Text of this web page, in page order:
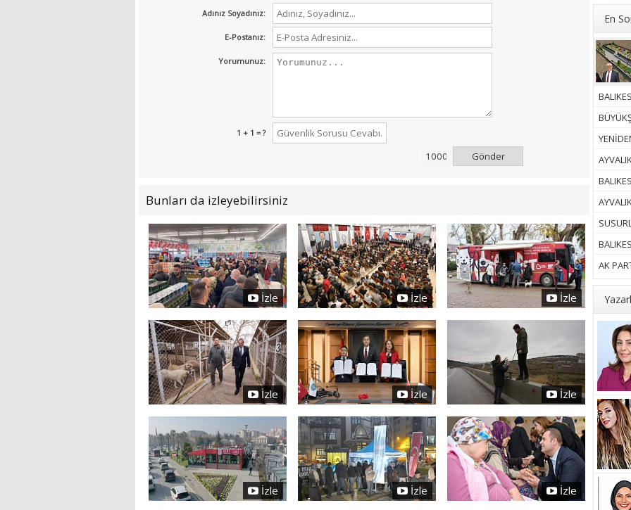
En
AK
Adınız Soyadınız:
E-Postanız:
Yorumunuz:
1 + 1 = ?
Gönder
Bunları da izleyebilirsiniz
İzle İzle İzle
İzle İzle İzle
İzle İzle İzle